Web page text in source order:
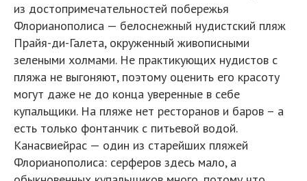
из достопримечательностей побережья
Флорианополиса — белоснежный нудистский пляж
Прайя-ди-Галета, окруженный живописными
зелеными холмами. Не практикующих нудистов с
пляжа не выгоняют, поэтому оценить его красоту
могут даже не до конца уверенные в себе
купальщики. На пляже нет ресторанов и баров – а
есть только фонтанчик с питьевой водой.
Канасвиейрас — один из старейших пляжей
Флорианополиса: серферов здесь мало, а